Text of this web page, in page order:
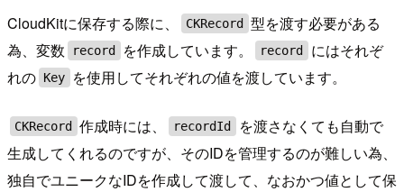
CloudKitに保存する際に、 CKRecord
型を渡す必要がある
為、変数
record を作成しています。 record
にはそれぞ
れの Key を使用してそれぞれの値を渡しています。
CKRecord 作成時には、 recordId
を渡さなくても自動で
生成してくれるのですが、そのIDを管理するのが難しい為、
独自でユニークなIDを作成して渡して、なおかつ値として保